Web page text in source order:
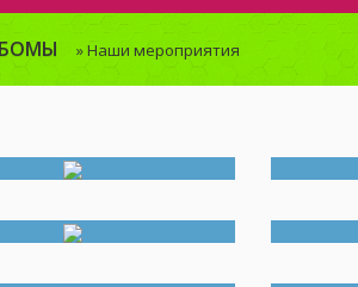
» Наши мероприятия